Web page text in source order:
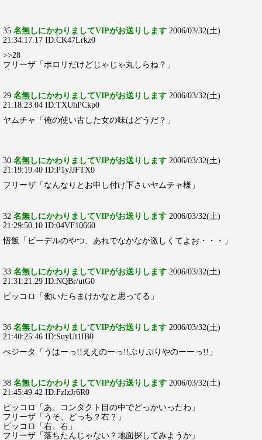
35 名無しにかわりましてVIPがお送りします 2006/03/32(土)
21:34:17.17 ID:CK47Lrkz0
>>28
フリーザ「ポロリだけどじゃじゃ丸しらね？」
29 名無しにかわりましてVIPがお送りします 2006/03/32(土)
21:18:23.04 ID:TXUhPCkp0
ヤムチャ「俺の使い古した女の味はどうだ？」
30 名無しにかわりましてVIPがお送りします 2006/03/32(土)
21:19:19.40 ID:P1yJJFTX0
フリーザ「なんなりとお申し付け下さいヤムチャ様」
32 名無しにかわりましてVIPがお送りします 2006/03/32(土)
21:29:50.10 ID:04VF10660
悟飯「ビーデルのやつ、あれでなかなか激しくてよお・・・」
33 名無しにかわりましてVIPがお送りします 2006/03/32(土)
21:31:21.29 ID:NQBr/utG0
ピッコロ「働いたらまけかなと思ってる」
36 名無しにかわりましてVIPがお送りします 2006/03/32(土)
21:40:25.46 ID:SuyUi1IB0
べジータ「うはーっ!!ええのーっ!!ぷりぷりやのーーっ!!」
38 名無しにかわりましてVIPがお送りします 2006/03/32(土)
21:45:49.42 ID:FzlzJr6R0
ピッコロ「あ、コンタクト目の中でどっかいったわ」
フリーザ「うそ、どっち？右？」
ピッコロ「右、右」
フリーザ「落ちたんじゃない？地面探してみようか」